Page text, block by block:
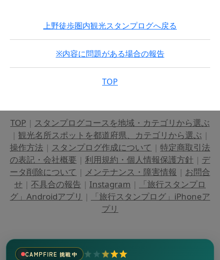
上野徒歩圏内観光スタンプログへ戻る
※内容に問題がある場合の報告
TOP
TOP | スタンプログコースを地域・カテゴリから選ぶ
| 観光名所スポットを都道府県、カテゴリから選ぶ |
操作方法 | スタンプログ作成について | 特定商取引法
の表記・会社概要 | 利用規約・個人情報保護方針 | デ
ータ削除について | メンテナンス・障害情報 | お問合
せ | 不具合の報告 | Instagram |
「旅行スタンプロ
グ」Androidアプリ |
「旅行スタンプログ」iPhoneア
プリ
CAMPFIRE 挑戦中